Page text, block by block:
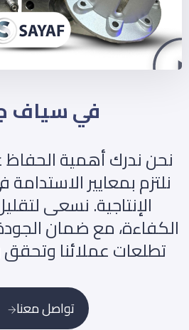
في سياف
نحن ندرك أهمية الحفاظ
نلتزم بمعايير
الإنتاجية. نسعى
الكفاءة، مع ضمان
تطلعات عملائنا
تواصل معنا